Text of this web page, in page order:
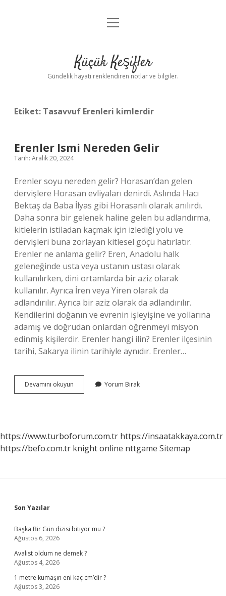
Anasayfa
Yasal Uyarı
menüyü
Küçük Keşifler
Gündelik hayatı renklendiren notlar ve bilgiler.
Etiket: Tasavvuf Erenleri kimlerdir
Erenler Ismi Nereden Gelir
Tarih: Aralık 20, 2024
Erenler soyu nereden gelir? Horasan’dan gelen
dervişlere Horasan evliyaları denirdi. Aslında Hacı
Bektaş da Baba İlyas gibi Horasanlı olarak anılırdı.
Daha sonra bir gelenek haline gelen bu adlandırma,
kitlelerin istiladan kaçmak için izlediği yolu ve
dervişleri buna zorlayan kitlesel göçü hatırlatır.
Erenler ne anlama gelir? Eren, Anadolu halk
geleneğinde usta veya ustanın ustası olarak
kullanılırken, dini ortamlarda bir aziz olarak
kullanılır. Ayrıca İren veya Yiren olarak da
adlandırılır. Ayrıca bir aziz olarak da adlandırılır.
Kendilerini doğanın ve evrenin işleyişine ve yollarına
adamış ve doğrudan onlardan öğrenmeyi misyon
edinmiş kişilerdir. Erenler hangi ilin? Erenler ilçesinin
tarihi, Sakarya ilinin tarihiyle aynıdır. Erenler…
Devamını okuyun
Ismi
Yorum Bırak
https://www.turboforum.com.tr https://insaatakkaya.com.tr
https://befo.com.tr knight online nttgame Sitemap
Sidebar
Son Yazılar
Başka Bir Gün dizisi bitiyor mu ?
Ağustos 6, 2026
Avalist oldum ne demek ?
Ağustos 4, 2026
1 metre kumaşın eni kaç cm’dir ?
Ağustos 3, 2026